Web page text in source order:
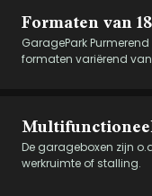
Formaten van
GaragePark
formaten variërend van
De garageboxen zijn
werkruimte of stalling.